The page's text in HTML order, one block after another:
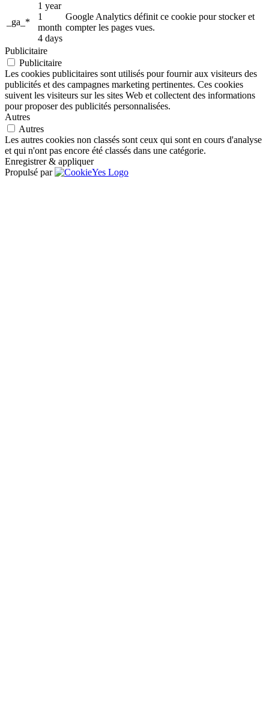
_ga_*
1 year
1
month
4 days
Google Analytics définit ce cookie pour stocker et
compter les pages vues.
Publicitaire
Publicitaire
Les cookies publicitaires sont utilisés pour fournir aux visiteurs des
publicités et des campagnes marketing pertinentes. Ces cookies
suivent les visiteurs sur les sites Web et collectent des informations
pour proposer des publicités personnalisées.
Autres
Autres
Les autres cookies non classés sont ceux qui sont en cours d'analyse
et qui n'ont pas encore été classés dans une catégorie.
Enregistrer & appliquer
Propulsé par